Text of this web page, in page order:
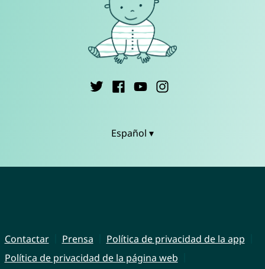
Español ▾
Contactar Prensa
Política de privacidad de la app
Política de privacidad de la página web